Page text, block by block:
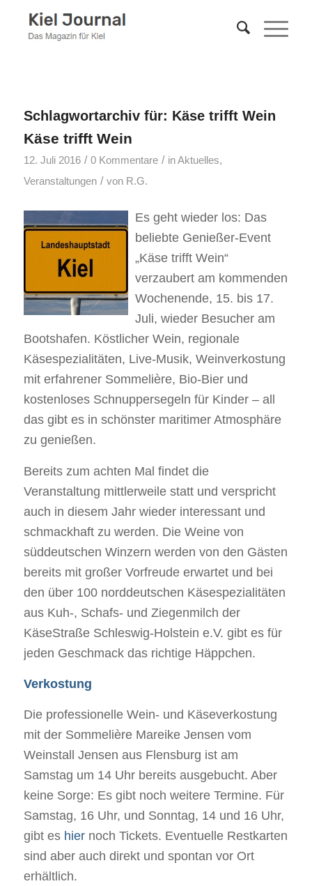
Schlagwortarchiv für: Käse trifft Wein
Käse trifft Wein
12. Juli 2016 / 0 Kommentare / inAktuelles,
Veranstaltungen / von R.G.
Es geht wieder los: Das
beliebte Genießer-Event
„Käse trifft Wein“
verzaubert am kommenden
Wochenende, 15. bis 17.
Juli, wieder Besucher am
Bootshafen. Köstlicher Wein, regionale
Käsespezialitäten, Live-Musik, Weinverkostung
mit erfahrener Sommelière, Bio-Bier und
kostenloses Schnuppersegeln für Kinder – all
das gibt es in schönster maritimer Atmosphäre
zu genießen.
Bereits zum achten Mal findet die
Veranstaltung mittlerweile statt und verspricht
auch in diesem Jahr wieder interessant und
schmackhaft zu werden. Die Weine von
süddeutschen Winzern werden von den Gästen
bereits mit großer Vorfreude erwartet und bei
den über 100 norddeutschen Käsespezialitäten
aus Kuh-, Schafs- und Ziegenmilch der
KäseStraße Schleswig-Holstein e.V. gibt es für
jeden Geschmack das richtige Häppchen.
Verkostung
Die professionelle Wein- und Käseverkostung
mit der Sommelière Mareike Jensen vom
Weinstall Jensen aus Flensburg ist am
Samstag um 14 Uhr bereits ausgebucht. Aber
keine Sorge: Es gibt noch weitere Termine. Für
Samstag, 16 Uhr, und Sonntag, 14 und 16 Uhr,
gibt es hier noch Tickets. Eventuelle Restkarten
sind aber auch direkt und spontan vor Ort
erhältlich.